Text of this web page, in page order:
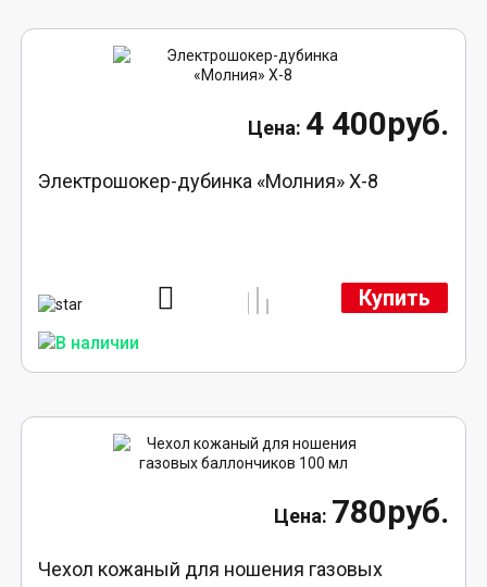
4 400руб.
Электрошокер-дубинка «Молния» Х-8
Купить
780руб.
Чехол кожаный для ношения газовых